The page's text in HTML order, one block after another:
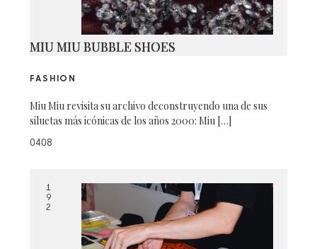
MIU MIU BUBBLE SHOES
FASHION
Miu Miu revisita su archivo deconstruyendo una de sus
siluetas más icónicas de los años 2000: Miu […]
0408
1
9
2